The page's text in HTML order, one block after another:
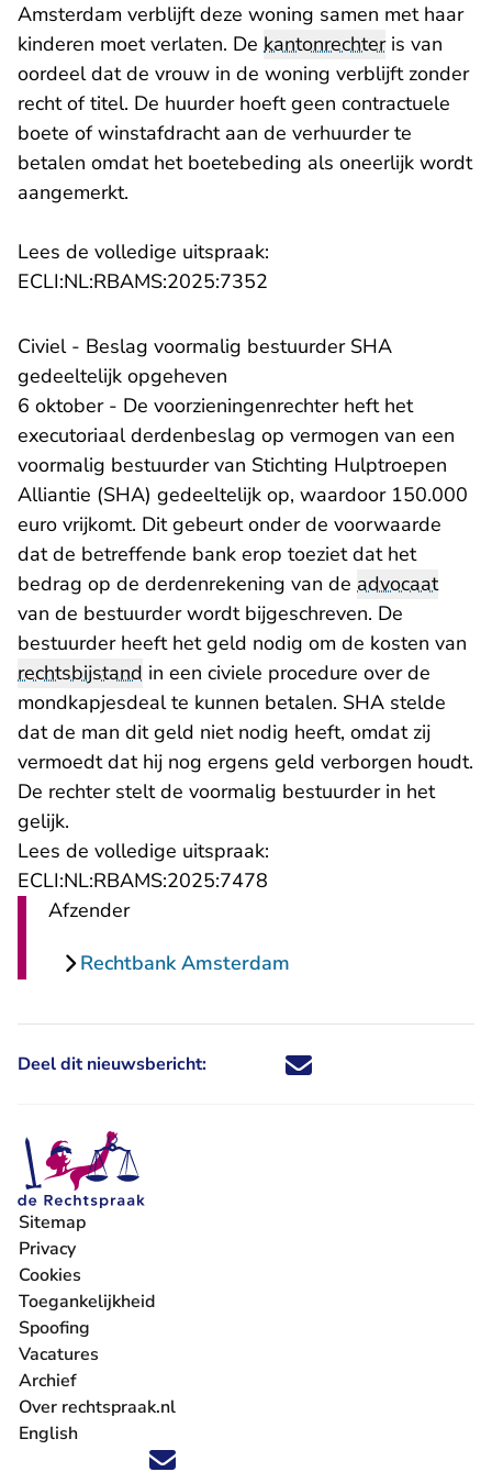
Amsterdam verblijft deze woning samen met haar
kinderen moet verlaten. De kantonrechteris van
oordeel dat de vrouw in de woning verblijft zonder
recht of titel. De huurder hoeft geen contractuele
boete of winstafdracht aan de verhuurder te
betalen omdat het boetebeding als oneerlijk wordt
aangemerkt.
Lees de volledige uitspraak:
ECLI:NL:RBAMS:2025:7352
Civiel - Beslag voormalig bestuurder SHA
gedeeltelijk opgeheven
6 oktober - De voorzieningenrechter heft het
executoriaal derdenbeslag op vermogen van een
voormalig bestuurder van Stichting Hulptroepen
Alliantie (SHA) gedeeltelijk op, waardoor 150.000
euro vrijkomt. Dit gebeurt onder de voorwaarde
dat de betreffende bank erop toeziet dat het
bedrag op de derdenrekening van de advocaat
van de bestuurder wordt bijgeschreven. De
bestuurder heeft het geld nodig om de kosten van
rechtsbijstand in een civiele procedure over de
mondkapjesdeal te kunnen betalen. SHA stelde
dat de man dit geld niet nodig heeft, omdat zij
vermoedt dat hij nog ergens geld verborgen houdt.
De rechter stelt de voormalig bestuurder in het
gelijk.
Lees de volledige uitspraak:
ECLI:NL:RBAMS:2025:7478
Afzender
Rechtbank Amsterdam
Deel dit nieuwsbericht: Deel dit nieuwsbericht via X -
Deel dit nieuwsbericht via
Deel dit nieuwsbericht
Deel dit
Volg ons op X (Twitter) - U verlaat Rechtspraak.nl
Volg ons op Facebook - U verlaat Rechtspraak.nl
Volg ons op Instagram - U verlaat Rechtspraak.nl
Volg ons op Youtube - U verlaat Rechtspraak.nl
Volg ons op LinkedIn - U verlaat
'Blijf op de hoogte' nieuwsbrief - U verlaat
Sitemap
Privacy
Cookies
Toegankelijkheid
Spoofing
Vacatures
- U verlaat Rechtspraak.nl
Archief
Over rechtspraak.nl
English